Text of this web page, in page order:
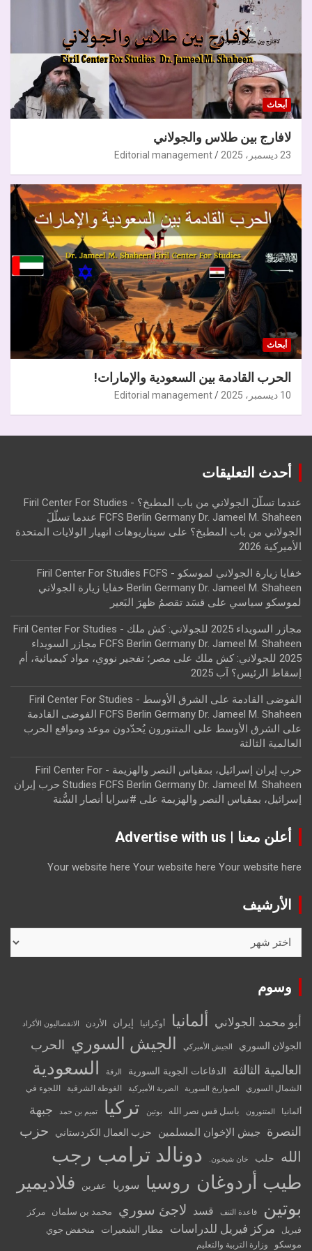
أبحاث
لافارج بين طلاس والجولاني
23 ديسمبر، 2025 Editorial management
أبحاث
الحرب القادمة بين السعودية والإمارات!
10 ديسمبر، 2025 Editorial management
أحدث التعليقات
عندما تسلّلَ الجولاني من باب المطبخ؟ - Firil Center For Studies
FCFS Berlin Germany Dr. Jameel M. Shaheen عندما تسلّلَ
الجولاني من باب المطبخ؟ على سيناريوهات انهيار الولايات المتحدة
الأميركية 2026
خفايا زيارة الجولاني لموسكو - Firil Center For Studies FCFS
Berlin Germany Dr. Jameel M. Shaheen خفايا زيارة الجولاني
لموسكو سياسي على قسَد تقصمُ ظهرَ البَعير
مجازر السويداء 2025 للجولاني: كش ملك - Firil Center For Studies
FCFS Berlin Germany Dr. Jameel M. Shaheen مجازر السويداء
2025 للجولاني: كش ملك
على مصر؛ تفجير نووي، مواد كيميائية، أم
إسقاط الرئيس؟ آب 2025
الفوضى القادمة على الشرق الأوسط - Firil Center For Studies
FCFS Berlin Germany Dr. Jameel M. Shaheen الفوضى القادمة
على الشرق الأوسط على
المتنورون يُحدّدون موعد ومواقع الحرب
العالمية الثالثة
حرب إيران إسرائيل، بمقياس النصر والهزيمة - Firil Center For
Studies FCFS Berlin Germany Dr. Jameel M. Shaheen حرب إيران
إسرائيل، بمقياس النصر والهزيمة على #سرايا أنصار السُّنة
أعلن معنا | Advertise with us
Your website here Your website here Your website here
الأرشيف
وسوم
أبو محمد الجولاني ألمانيا أوكرانيا إيران الأردن الانفصاليون الأكراد
الجولان السوري الجيش الأميركي الجيش السوري الحرب
العالمية الثالثة
الدفاعات الجوية السورية الرقة السعودية
الشمال السوري الصواريخ السورية الضربة الأميركية الغوطة الشرقية اللجوء في
ألمانيا المتنورون باسل قس نصر الله بوتين تركيا تميم بن حمد
جبهة
النصرة
جيش الإخوان المسلمين حزب العمال الكردستاني
حزب
الله
حلب خان شيخون. دونالد ترامب رجب
طيب أردوغان روسيا سوريا عفرين
فلاديمير
بوتين
قاعدة التنف قسد لاجئ سوري محمد بن سلمان
مركز
فيريل
مركز فيريل للدراسات مطار الشعيرات
منخفض جوي
موسكو
وزارة التربية والتعليم